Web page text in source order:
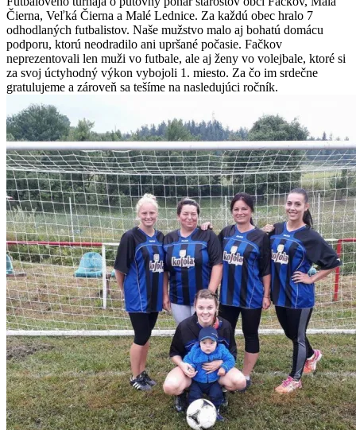
Čierna, Veľká Čierna a Malé Lednice. Za každú obec hralo 7
odhodlaných futbalistov. Naše mužstvo malo aj bohatú domácu
podporu, ktorú neodradilo ani upršané počasie. Fačkov
neprezentovali len muži vo futbale, ale aj ženy vo volejbale, ktoré si
za svoj úctyhodný výkon vybojoli 1. miesto. Za čo im srdečne
gratulujeme a zároveň sa tešíme na nasledujúci ročník.